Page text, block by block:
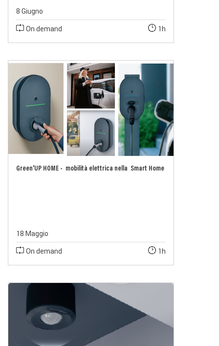
8 Giugno
On demand
1h
Green'UP HOME - mobilità elettrica nella Smart Home
18 Maggio
On demand
1h